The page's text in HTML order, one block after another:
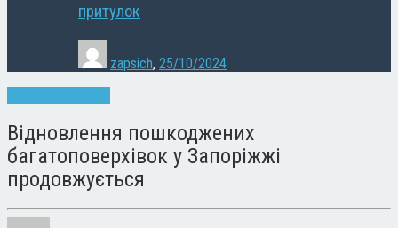
притулок
zapsich, 25/10/2024
Відновлення пошкоджених
багатоповерхівок у Запоріжжі
продовжується